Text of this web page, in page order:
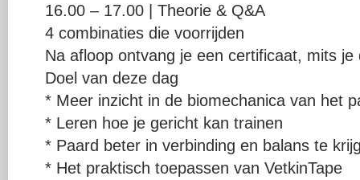
16.00 – 17.00 | Theorie & Q&A
4 combinaties die voorrijden
Na afloop ontvang je een certificaat, mits
Doel van deze dag
* Meer inzicht in de biomechanica van het
* Leren hoe je gericht kan trainen
* Paard beter in verbinding en balans te
* Het praktisch toepassen van VetkinTape